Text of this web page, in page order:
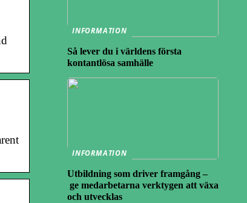
INFORMATION
Så lever du i världens första
kontantlösa samhälle
INFORMATION
Utbildning som driver framgång –
ge medarbetarna verktygen att växa
och utvecklas